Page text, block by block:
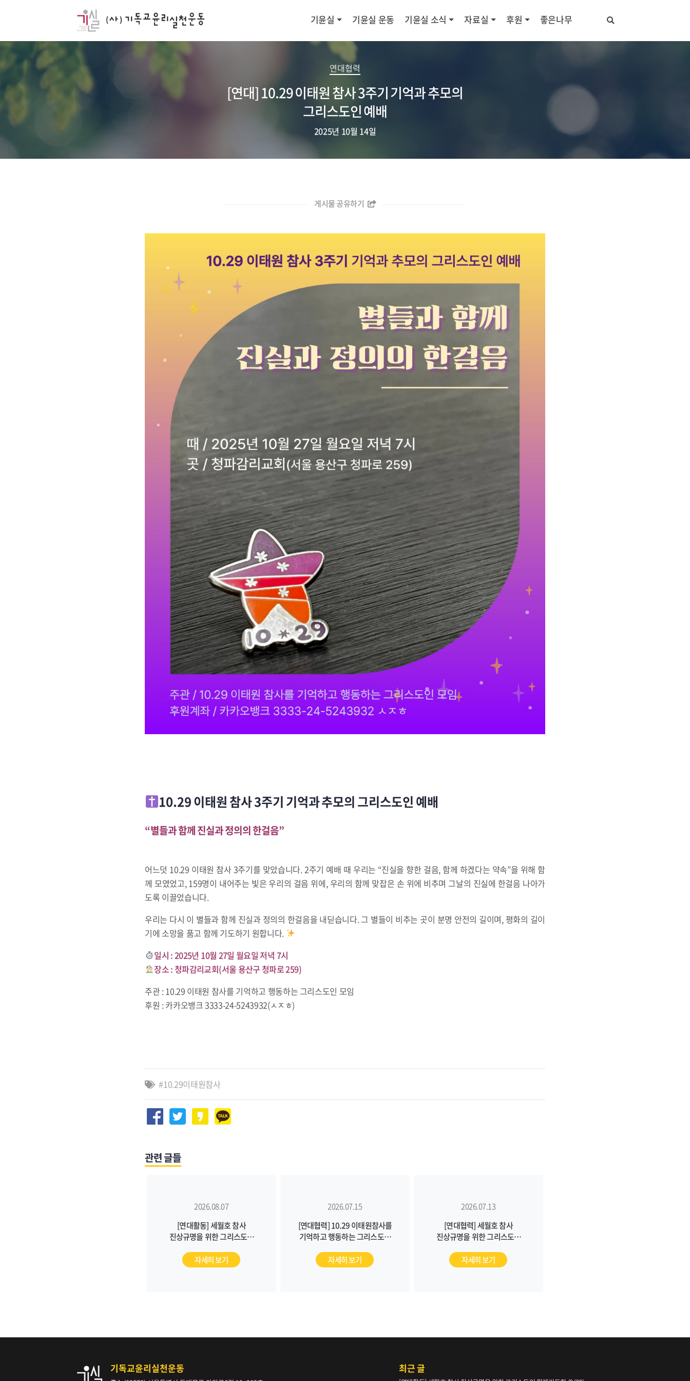
기윤실 기윤실 운동 기윤실 소식 자료실 후원 좋은나무
연대협력
[연대] 10.29 이태원 참사 3주기 기억과 추모의
그리스도인 예배
2025년 10월 14일
게시물 공유하기
10.29 이태원 참사 3주기 기억과 추모의 그리스도인 예배
“별들과 함께 진실과 정의의 한걸음”
어느덧 10.29 이태원 참사 3주기를 맞았습니다. 2주기 예배 때 우리는 “진실을 향한 걸음, 함께 하겠다는 약속”을 위해 함
께 모였었고, 159명이 내어주는 빛은 우리의 걸음 위에, 우리의 함께 맞잡은 손 위에 비추며 그날의 진실에 한걸음 나아가
도록 이끌었습니다.
우리는 다시 이 별들과 함께 진실과 정의의 한걸음을 내딛습니다. 그 별들이 비추는 곳이 분명 안전의 길이며, 평화의 길이
기에 소망을 품고 함께 기도하기 원합니다.
일시 : 2025년 10월 27일 월요일 저녁 7시
장소 : 청파감리교회(서울 용산구 청파로 259)
주관 : 10.29 이태원 참사를 기억하고 행동하는 그리스도인 모임
후원 : 카카오뱅크 3333-24-5243932(ㅅㅈㅎ)
10.29이태원참사
관련 글들
2026.08.07
[연대활동] 세월호 참사
진상규명을 위한 그리스도인
자세히 보기
2026.07.15
[연대협력] 10.29 이태원참사를
기억하고 행동하는 그리스도인
자세히 보기
2026.07.13
[연대협력] 세월호 참사
진상규명을 위한 그리스도인
자세히 보기
기독교윤리실천운동 최근 글